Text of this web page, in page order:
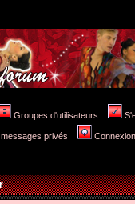
Groupes d'utilisateurs
privés Connexion